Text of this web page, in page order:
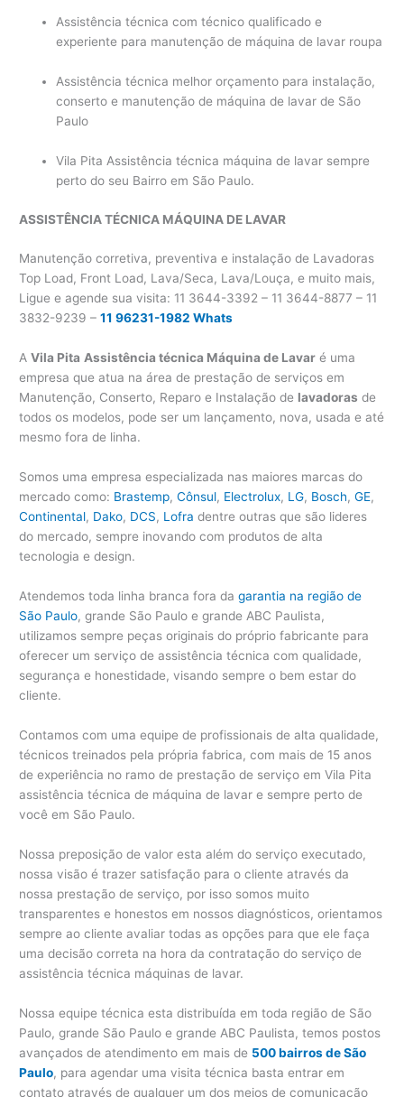
Assistência técnica com técnico qualificado e
experiente para manutenção de máquina de lavar roupa
Assistência técnica melhor orçamento para instalação,
conserto e manutenção de máquina de lavar de São
Paulo
Vila Pita Assistência técnica máquina de lavar sempre
perto do seu Bairro em São Paulo.
ASSISTÊNCIA TÉCNICA MÁQUINA DE LAVAR
Manutenção corretiva, preventiva e instalação de Lavadoras
Top Load, Front Load, Lava/Seca, Lava/Louça, e muito mais,
Ligue e agende sua visita: 11 3644-3392 – 11 3644-8877 – 11
3832-9239 –11 96231-1982 Whats
AVila Pita Assistência técnica Máquina de Lavar é uma
empresa que atua na área de prestação de serviços em
Manutenção, Conserto, Reparo e Instalação de lavadoras de
todos os modelos, pode ser um lançamento, nova, usada e até
mesmo fora de linha.
Somos uma empresa especializada nas maiores marcas do
mercado como: Brastemp,Cônsul, Electrolux, LG, Bosch,GE,
Continental, Dako, DCS, Lofra dentre outras que são lideres
do mercado, sempre inovando com produtos de alta
tecnologia e design.
Atendemos toda linha branca fora dagarantia na região de
São Paulo, grande São Paulo e grande ABC Paulista,
utilizamos sempre peças originais do próprio fabricante para
oferecer um serviço de assistência técnica com qualidade,
segurança e honestidade, visando sempre o bem estar do
cliente.
Contamos com uma equipe de profissionais de alta qualidade,
técnicos treinados pela própria fabrica, com mais de 15 anos
de experiência no ramo de prestação de serviço em Vila Pita
assistência técnica de máquina de lavar e sempre perto de
você em São Paulo.
Nossa preposição de valor esta além do serviço executado,
nossa visão é trazer satisfação para o cliente através da
nossa prestação de serviço, por isso somos muito
transparentes e honestos em nossos diagnósticos, orientamos
sempre ao cliente avaliar todas as opções para que ele faça
uma decisão correta na hora da contratação do serviço de
assistência técnica máquinas de lavar.
Nossa equipe técnica esta distribuída em toda região de São
Paulo, grande São Paulo e grande ABC Paulista, temos postos
avançados de atendimento em mais de 500 bairros de São
Paulo, para agendar uma visita técnica basta entrar em
contato através de qualquer um dos meios de comunicação